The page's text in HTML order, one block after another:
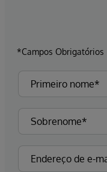
*Campos Obrigatórios